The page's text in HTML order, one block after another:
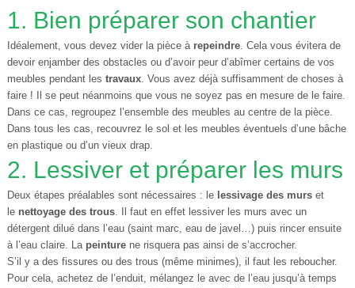
1. Bien préparer son chantier
Idéalement, vous devez vider la pièce à repeindre. Cela vous évitera de
devoir enjamber des obstacles ou d’avoir peur d’abîmer certains de vos
meubles pendant les travaux. Vous avez déjà suffisamment de choses à
faire ! Il se peut néanmoins que vous ne soyez pas en mesure de le faire.
Dans ce cas, regroupez l’ensemble des meubles au centre de la pièce.
Dans tous les cas, recouvrez le sol et les meubles éventuels d’une bâche
en plastique ou d’un vieux drap.
2. Lessiver et préparer les murs
Deux étapes préalables sont nécessaires : le lessivage des murs et
le nettoyage des trous. Il faut en effet lessiver les murs avec un
détergent dilué dans l’eau (saint marc, eau de javel…) puis rincer ensuite
à l’eau claire. La peinture ne risquera pas ainsi de s’accrocher.
S’il y a des fissures ou des trous (même minimes), il faut les reboucher.
Pour cela, achetez de l’enduit, mélangez le avec de l’eau jusqu’à temps